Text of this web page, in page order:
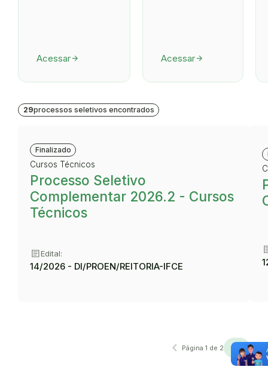
Acessararrow_forward Acessararrow_forward
29processos seletivos encontrados
Finalizado
Cursos Técnicos
Processo Seletivo
Complementar 2026.2 - Cursos
Técnicos
articleEdital:
14/2026 - DI/PROEN/REITORIA-IFCE
navigate_before
Anterior
Página 1 de 2 navigate_next
Próxima